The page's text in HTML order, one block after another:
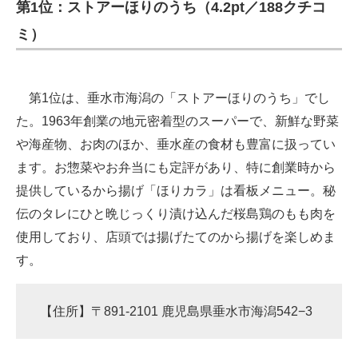
第1位：ストアーほりのうち（4.2pt／188クチコ
ミ）
第1位は、垂水市海潟の「ストアーほりのうち」でし
た。1963年創業の地元密着型のスーパーで、新鮮な野菜
や海産物、お肉のほか、垂水産の食材も豊富に扱ってい
ます。お惣菜やお弁当にも定評があり、特に創業時から
提供しているから揚げ「ほりカラ」は看板メニュー。秘
伝のタレにひと晩じっくり漬け込んだ桜島鶏のもも肉を
使用しており、店頭では揚げたてのから揚げを楽しめま
す。
【住所】〒891-2101 鹿児島県垂水市海潟542−3